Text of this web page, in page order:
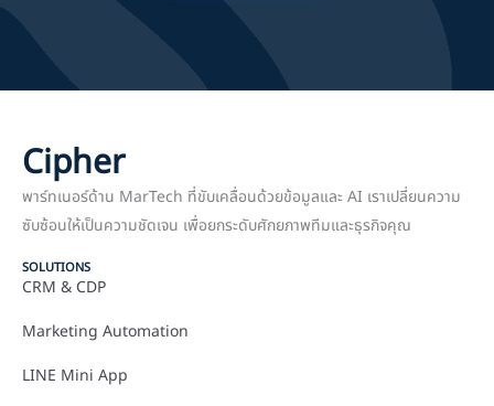
Cipher
พาร์ทเนอร์ด้าน MarTech ที่ขับเคลื่อนด้วยข้อมูลและ AI เราเปลี่ยนความ
ซับซ้อนให้เป็นความชัดเจน เพื่อยกระดับศักยภาพทีมและธุรกิจคุณ
SOLUTIONS
CRM & CDP
Marketing Automation
LINE Mini App